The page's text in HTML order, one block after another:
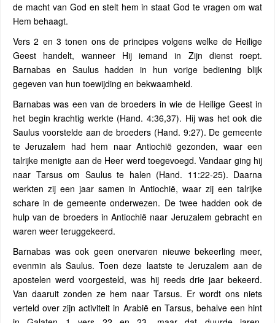
de macht van God en stelt hem in staat God te vragen om wat
Hem behaagt.
Vers 2 en 3 tonen ons de principes volgens welke de Heilige
Geest handelt, wanneer Hij iemand in Zijn dienst roept.
Barnabas en Saulus hadden in hun vorige bediening blijk
gegeven van hun toewijding en bekwaamheid.
Barnabas was een van de broeders in wie de Heilige Geest in
het begin krachtig werkte (Hand. 4:36,37). Hij was het ook die
Saulus voorstelde aan de broeders (Hand. 9:27). De gemeente
te Jeruzalem had hem naar Antiochië gezonden, waar een
talrijke menigte aan de Heer werd toegevoegd. Vandaar ging hij
naar Tarsus om Saulus te halen (Hand. 11:22-25). Daarna
werkten zij een jaar samen in Antiochië, waar zij een talrijke
schare in de gemeente onderwezen. De twee hadden ook de
hulp van de broeders in Antiochië naar Jeruzalem gebracht en
waren weer teruggekeerd.
Barnabas was ook geen onervaren nieuwe bekeerling meer,
evenmin als Saulus. Toen deze laatste te Jeruzalem aan de
apostelen werd voorgesteld, was hij reeds drie jaar bekeerd.
Van daaruit zonden ze hem naar Tarsus. Er wordt ons niets
verteld over zijn activiteit in Arabië en Tarsus, behalve een hint